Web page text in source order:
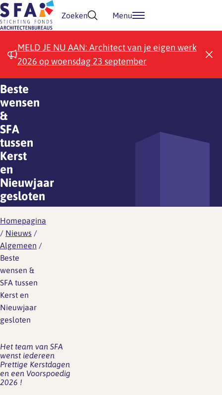
Doorgaan naar inhoud
Zoeken Menu
MELD JE NU AAN: Architect van je eigen werk
2026 op woensdag 23 september
Beste
wensen
&
SFA
tussen
Kerst
en
Nieuwjaar
gesloten
Homepagina
/ Nieuws /
Algemeen /
Beste
wensen &
SFA tussen
Kerst en
Nieuwjaar
gesloten
Het team van SFA
wenst iedereen
Prettige Kerstdagen
en een Voorspoedig
2026 !